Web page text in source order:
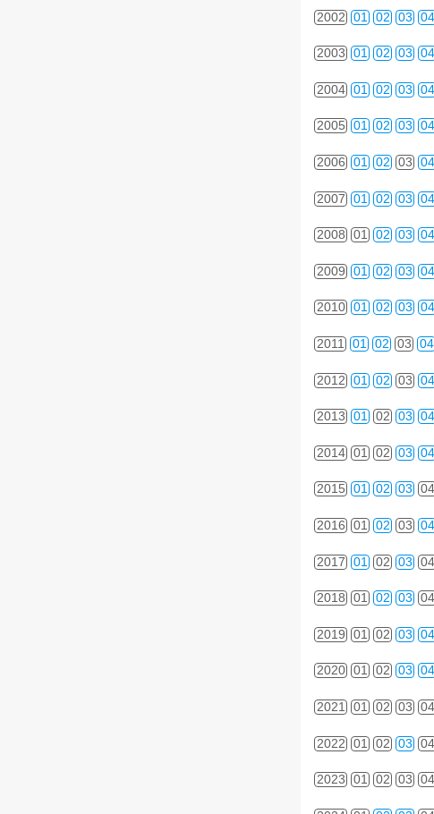
2002 01 02 03 04
2003 01 02 03 04
2004 01 02 03 04
2005 01 02 03 04
2006 01 02 03 04
2007 01 02 03 04
2008 01 02 03 04
2009 01 02 03 04
2010 01 02 03 04
2011 01 02 03 04
2012 01 02 03 04
2013 01 02 03 04
2014 01 02 03 04
2015 01 02 03 04
2016 01 02 03 04
2017 01 02 03 04
2018 01 02 03 04
2019 01 02 03 04
2020 01 02 03 04
2021 01 02 03 04
2022 01 02 03 04
2023 01 02 03 04